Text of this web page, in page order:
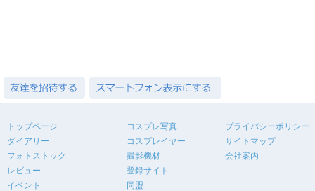
トップページ
ダイアリー
フォトストック
レビュー
イベント
コスプレ写真
コスプレイヤー
撮影機材
登録サイト
同盟
プライバシーポリシー
サイトマップ
会社案内